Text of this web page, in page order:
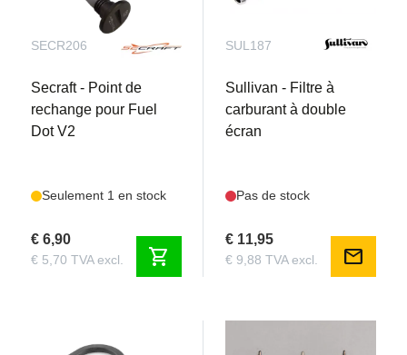
SECR206
Secraft - Point de
rechange pour Fuel
Dot V2
Seulement 1 en stock
€ 6,90
€ 5,70 TVA excl. shopping_cart
SUL187
Sullivan - Filtre à
carburant à double
écran
Pas de stock
€ 11,95
€ 9,88 TVA excl. mail